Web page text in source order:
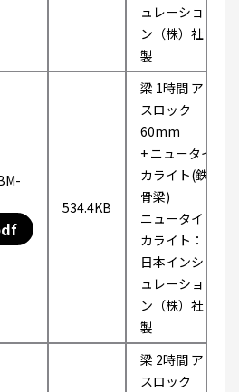
ュレーショ
ン（株）社
製
534.4KB
梁 1時間 ア
スロック
60mm
+ ニュータイ
カライト(鉄
骨梁)
ニュータイ
カライト：
日本インシ
ュレーショ
ン（株）社
製
梁 2時間 ア
スロック